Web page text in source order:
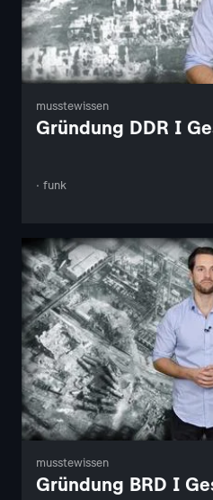
musstewissen
Gründung DDR I
· funk
musstewissen
Gründung BRD I